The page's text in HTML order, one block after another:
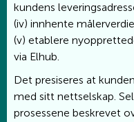
kundens
(iv) innhente
(v) etablere
via Elhub.
Det presiseres at
med sitt nettselskap.
prosessene beskrevet